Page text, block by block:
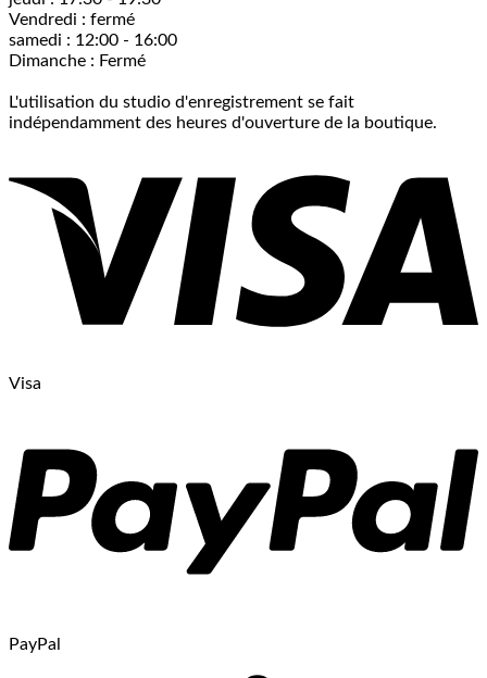
Vendredi : fermé
samedi : 12:00 - 16:00
Dimanche : Fermé
L'utilisation du studio d'enregistrement se fait
indépendamment des heures d'ouverture de la boutique.
Visa
PayPal